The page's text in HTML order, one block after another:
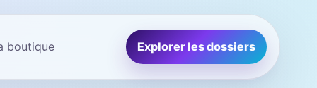
boutique Explorer les dossiers